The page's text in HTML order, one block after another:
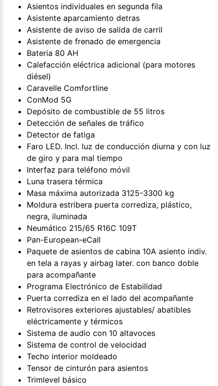
Asientos individuales en segunda fila
Asistente aparcamiento detras
Asistente de aviso de salida de carril
Asistente de frenado de emergencia
Bateria 80 AH
Calefacción eléctrica adicional (para motores
diésel)
Caravelle Comfortline
ConMod 5G
Depósito de combustible de 55 litros
Detección de señales de tráfico
Detector de fatiga
Faro LED. Incl. luz de conducción diurna y con luz
de giro y para mal tiempo
Interfaz para teléfono móvil
Luna trasera térmica
Masa máxima autorizada 3125-3300 kg
Moldura estribera puerta corrediza, plástico,
negra, iluminada
Neumático 215/65 R16C 109T
Pan-European-eCall
Paquete de asientos de cabina 10A asiento indiv.
en tela a rayas y airbag later. con banco doble
para acompañante
Programa Electrónico de Estabilidad
Puerta corrediza en el lado del acompañante
Retrovisores exteriores ajustables/ abatibles
eléctricamente y térmicos
Sistema de audio con 10 altavoces
Sistema de control de velocidad
Techo interior moldeado
Tensor de cinturón para asientos
Trimlevel básico